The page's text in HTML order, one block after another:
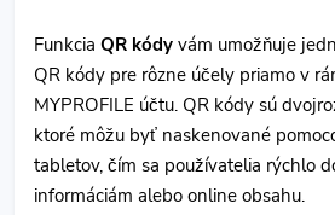
Funkcia QR kódy vám umožňuje
QR kódy pre rôzne účely priamo v
MYPROFILE účtu. QR kódy sú
ktoré môžu byť naskenované
tabletov, čím sa používatelia rýchlo
informáciám alebo online obsahu.